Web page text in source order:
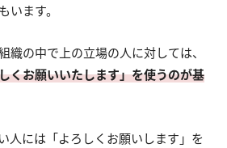
います。
織の中で上の立場の人に対しては、
くお願いいたします」を使うのが基
人には「よろしくお願いします」を